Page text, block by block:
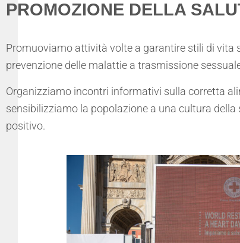
PROMOZIONE DELLA
Promuoviamo attività volte a garantire stili di vita
prevenzione delle malattie a trasmissione
Organizziamo incontri informativi sulla corretta
sensibilizziamo la popolazione a una cultura
positivo.